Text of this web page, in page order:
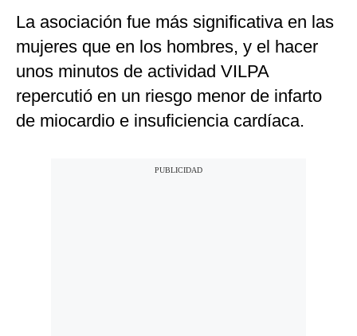
La asociación fue más significativa en las
mujeres que en los hombres, y el hacer
unos minutos de actividad VILPA
repercutió en un riesgo menor de infarto
de miocardio e insuficiencia cardíaca.